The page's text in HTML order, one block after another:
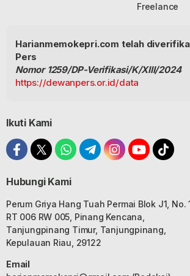
Freelance
Harianmemokepri.com telah
Pers
Nomor 1259/DP-Verifikasi/K/XIII/2024
https://dewanpers.or.id/data
Ikuti Kami
Hubungi Kami
Perum Griya Hang Tuah Permai Blok J1, No.
RT 006 RW 005, Pinang Kencana,
Tanjungpinang Timur, Tanjungpinang,
Kepulauan Riau, 29122
Email